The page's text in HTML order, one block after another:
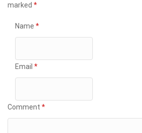
marked *
Name *
Email *
Comment *